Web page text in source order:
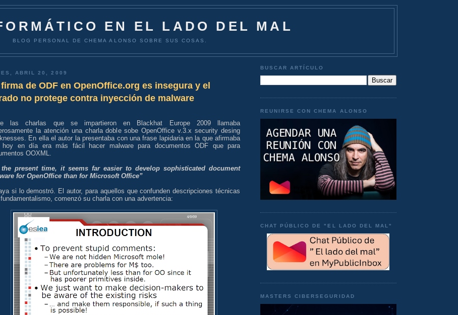
EN EL LADO DEL MAL
BLOG PERSONAL DE CHEMA ALONSO SOBRE SUS COSAS.
ABRIL 20, 2009
de ODF en OpenOffice.org es insegura y el
no protege contra inyección de malware
las charlas que se impartieron en Blackhat Europe 2009 llamaba
la atención una charla doble sobe OpenOffice v.3.x security desing
En ella el autor la presentaba con una frase lapidaria en la que afirmaba
hoy en día era más fácil hacer malware para documentos ODF que para
OOXML.
the present time, it seems far easier to develop sophisticated document
for OpenOffice than for Microsoft Office”
si lo demostró. El autor, para aquellos que confunden descripciones técnicas
comenzó su charla con una advertencia:
BUSCAR ARTÍCULO
REUNIRSE CON CHEMA ALONSO
CHAT PÚBLICO DE "EL LADO DEL MAL"
MASTERS CIBERSEGURIDAD